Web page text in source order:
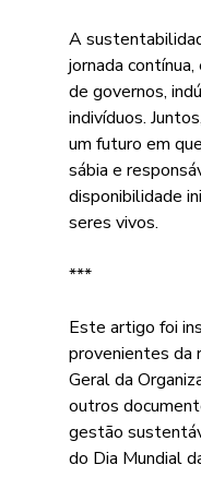
A
jornada
de governos,
indivíduos.
um futuro em
sábia e
disponibilidade
seres vivos.
***
Este artigo foi
provenientes da
Geral da
outros
gestão
do Dia Mundial